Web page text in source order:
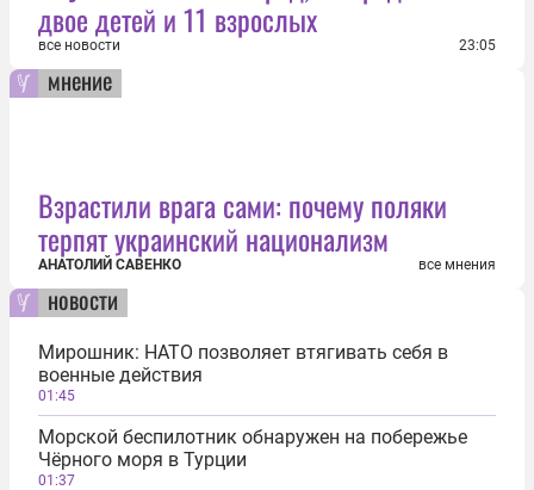
двое детей и 11 взрослых
все новости 23:05
мнение
Взрастили врага сами: почему поляки
терпят украинский национализм
АНАТОЛИЙ САВЕНКО все мнения
новости
Мирошник: НАТО позволяет втягивать себя в
военные действия
01:45
Морской беспилотник обнаружен на побережье
Чёрного моря в Турции
01:37